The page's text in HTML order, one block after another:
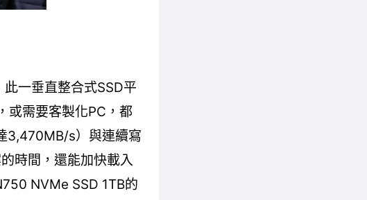
一垂直整合式SSD平
或需要客製化PC，都
3,470MB/s）與連續寫
時間，還能加快載入
NVMe SSD 1TB的